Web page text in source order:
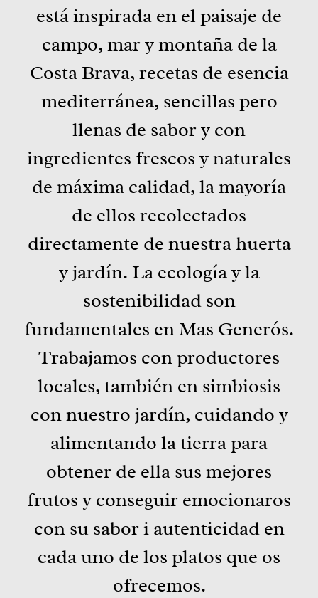
está inspirada en el paisaje de
campo, mar y montaña de la
Costa Brava, recetas de esencia
mediterránea, sencillas pero
llenas de sabor y con
ingredientes frescos y naturales
de máxima calidad, la mayoría
de ellos recolectados
directamente de nuestra huerta
y jardín. La ecología y la
sostenibilidad son
fundamentales en Mas Generós.
Trabajamos con productores
locales, también en simbiosis
con nuestro jardín, cuidando y
alimentando la tierra para
obtener de ella sus mejores
frutos y conseguir emocionaros
con su sabor i autenticidad en
cada uno de los platos que os
ofrecemos.